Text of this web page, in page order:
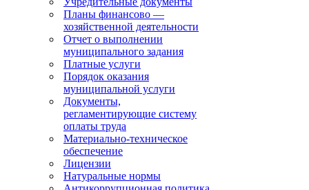
Планы финансово —
хозяйственной деятельности
Отчет о выполнении
муниципального задания
Платные услуги
Порядок оказания
муниципальной услуги
Документы,
регламентирующие систему
оплаты труда
Материально-техническое
обеспечение
Лицензии
Натуральные нормы